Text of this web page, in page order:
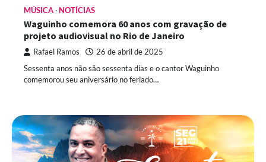
MÚSICA NOTÍCIAS
Waguinho comemora 60 anos com gravação de
projeto audiovisual no Rio de Janeiro
Rafael Ramos 26 de abril de 2025
Sessenta anos não são sessenta dias e o cantor Waguinho
comemorou seu aniversário no feriado…